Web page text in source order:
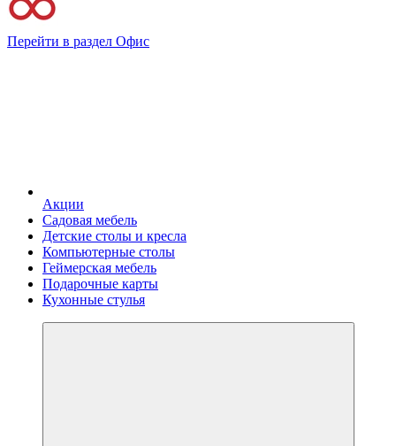
Перейти в раздел Офис
Акции
Садовая мебель
Детские столы и кресла
Компьютерные столы
Геймерская мебель
Подарочные карты
Кухонные стулья